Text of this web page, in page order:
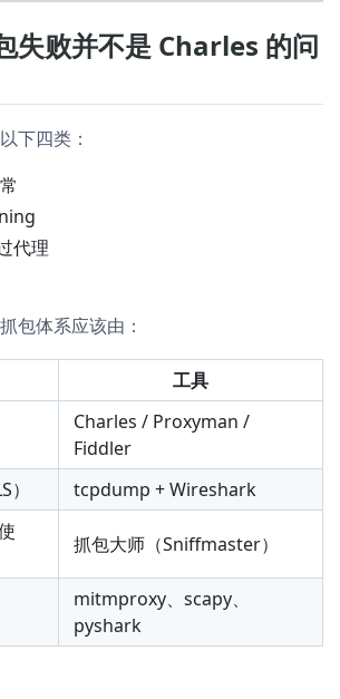
失败并不是 Charles 的问
下四类：
代理
包体系应该由：
工具
Charles / Proxyman /
Fiddler
tcpdump + Wireshark
抓包大师（Sniffmaster）
mitmproxy、scapy、
pyshark